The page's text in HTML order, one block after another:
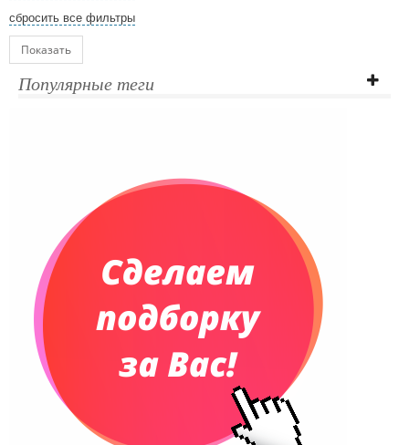
сбросить все фильтры
Показать
Популярные теги